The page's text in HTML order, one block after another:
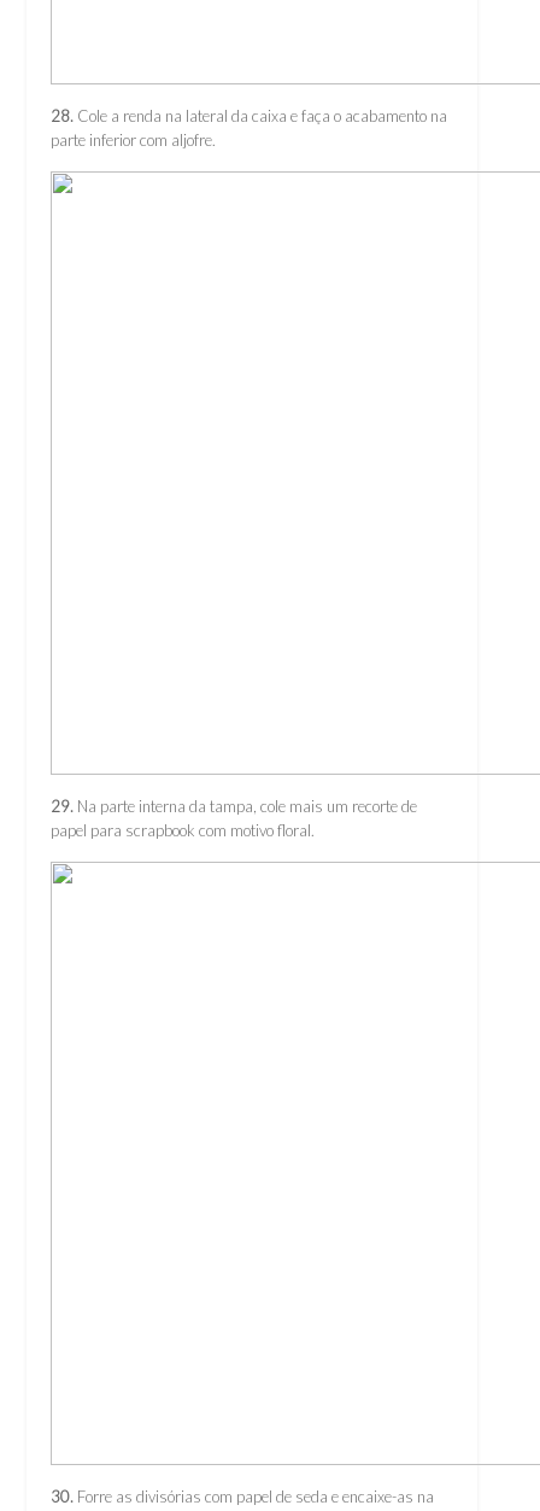
28. Cole a renda na lateral da caixa e faça o acabamento na
parte inferior com aljofre.
29. Na parte interna da tampa, cole mais um recorte de
papel para scrapbook com motivo floral.
30. Forre as divisórias com papel de seda e encaixe-as na